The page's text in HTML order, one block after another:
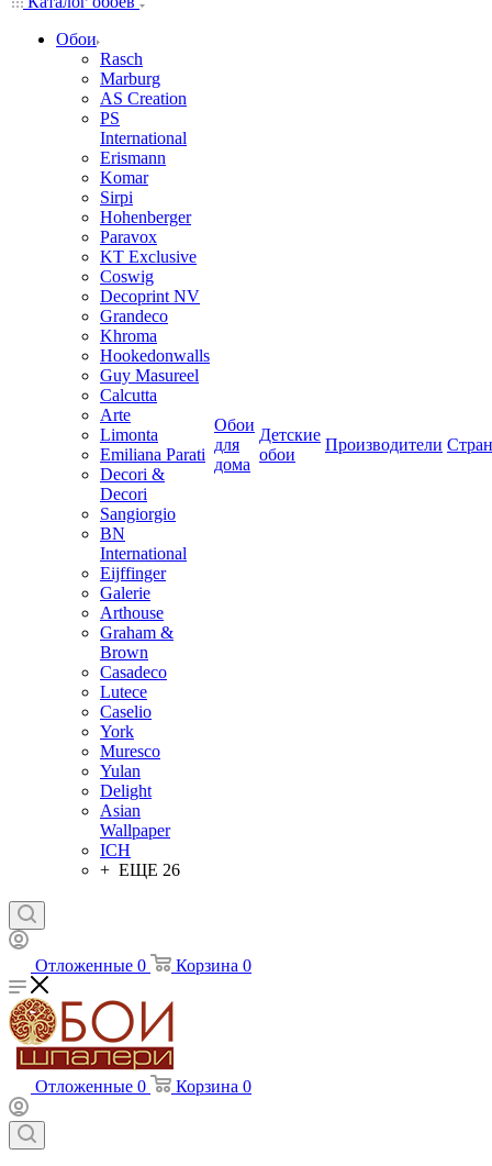
Обои
Rasch
Marburg
AS Creation
PS
International
Erismann
Komar
Sirpi
Hohenberger
Paravox
KT Exclusive
Coswig
Decoprint NV
Grandeco
Khroma
Hookedonwalls
Guy Masureel
Calcutta
Arte
Limonta
Emiliana Parati
Decori &
Decori
Sangiorgio
BN
International
Eijffinger
Galerie
Arthouse
Graham &
Brown
Casadeco
Lutece
Caselio
York
Muresco
Yulan
Delight
Asian
Wallpaper
ICH
+ ЕЩЕ 26
Обои
для
дома
Детские
обои
Производители
Отложенные 0 Корзина 0
Отложенные 0 Корзина 0